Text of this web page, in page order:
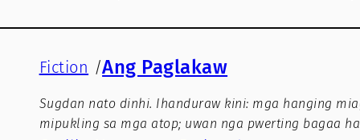
Fiction /Ang Paglakaw
Sugdan nato dinhi. Ihanduraw kini: mga hanging
mipukling sa mga atop; uwan nga pwerting bagaa